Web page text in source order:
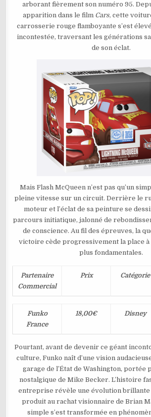
arborant fièrement son numéro 95.
apparition dans le film Cars, cette
carrosserie rouge flamboyante s’est
incontestée, traversant les générations
de son éclat.
Mais Flash McQueen n’est pas qu’un
pleine vitesse sur un circuit. Derrière le
moteur et l’éclat de sa peinture se
parcours initiatique, jalonné de
de conscience. Au fil des épreuves, la
victoire cède progressivement la place à
plus fondamentales.
Partenaire
Commercial
Prix Catégorie
Funko
France
18,00€ Disney
Pourtant, avant de devenir ce géant
culture, Funko naît d’une vision
garage de l’État de Washington, portée
nostalgique de Mike Becker. L’histoire
entreprise révèle une évolution brillante
produit au rachat visionnaire de Brian
simple s’est transformée en